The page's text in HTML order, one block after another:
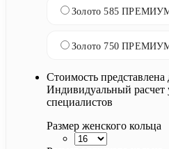
Золото 585
Золото 750
Стоимость представлена
Индивидуальный расчет
специалистов
Размер женского кольца